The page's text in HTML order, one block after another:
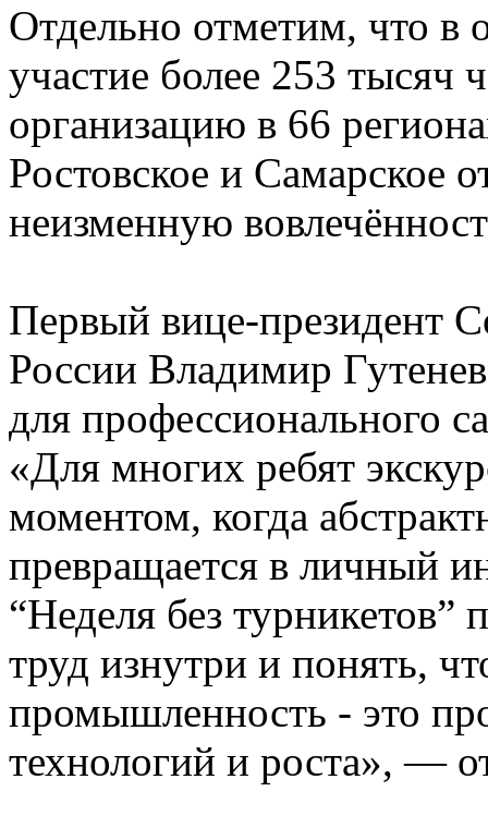
Отдельно отметим, что в
участие более 253 тысяч
организацию в 66
Ростовское и Самарское
неизменную
Первый вице-президент
России Владимир
для профессионального
«Для многих ребят
моментом, когда
превращается в личный
“Неделя без турникетов”
труд изнутри и понять,
промышленность - это
технологий и роста», —